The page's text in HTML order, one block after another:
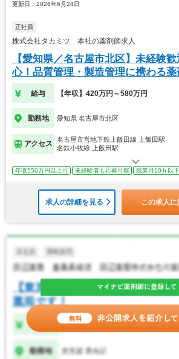
更新日：2026年6月24日
正社員
株式会社タカミツ 本社の薬剤師求人
【愛知県／名古屋市北区】未経験
心！品質管理・製造管理に携わる
員＞
給与 【年収】420万円～580万円
勤務地 愛知県 名古屋市北区
アクセス
名古屋市営地下鉄上飯田線 上飯田駅
名鉄小牧線 上飯田駅
年収550万円以上可 未経験者も応募可能 残業月10ｈ以下
求人の詳細を見る この求人